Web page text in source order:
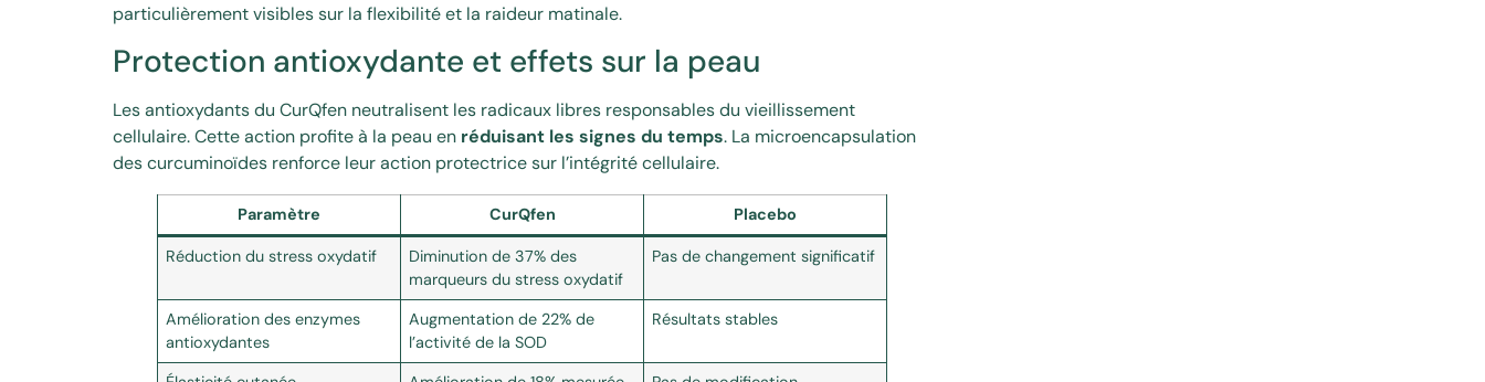
particulièrement visibles sur la flexibilité et la raideur matinale.
Protection antioxydante et effets sur la peau
Les antioxydants du CurQfen neutralisent les radicaux libres responsables du vieillissement
cellulaire. Cette action profite à la peau en réduisant les signes du temps. La microencapsulation
des curcuminoïdes renforce leur action protectrice sur l’intégrité cellulaire.
Paramètre CurQfen Placebo
Réduction du stress oxydatif
Diminution de 37% des
marqueurs du stress oxydatif
Pas de changement significatif
Amélioration des enzymes
antioxydantes
Augmentation de 22% de
l’activité de la SOD
Résultats stables